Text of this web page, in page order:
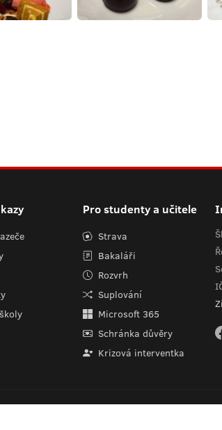
Pro studenty a učitele
Strava
Bakaláři
Rozvrh
Suplování
Microsoft 365
Schránka důvěry
Krizová interventka